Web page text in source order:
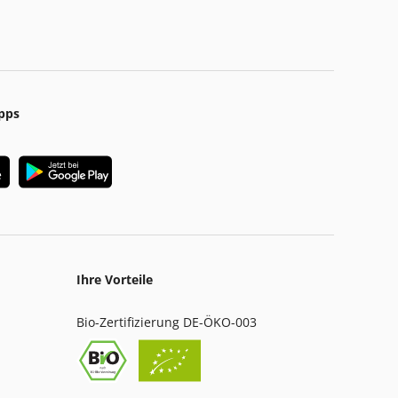
Ihre Vorteile
Bio-Zertifizierung DE-ÖKO-003